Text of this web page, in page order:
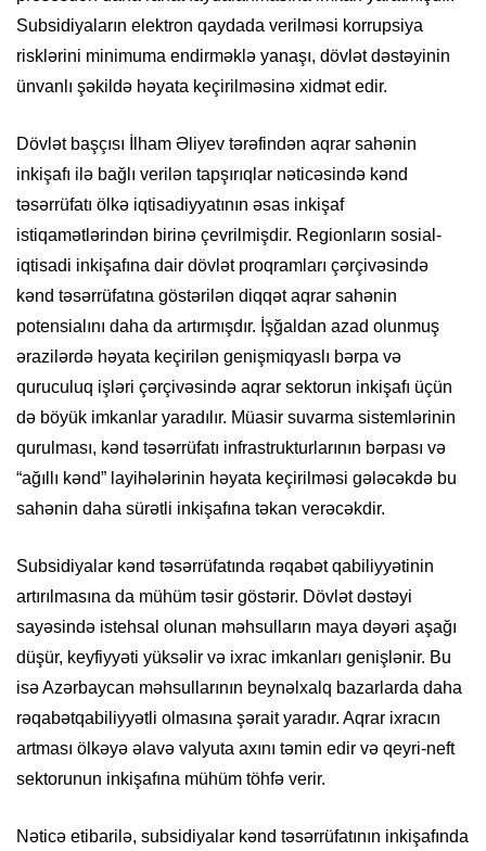
Subsidiyaların elektron qaydada verilməsi korrupsiya
risklərini minimuma endirməklə yanaşı, dövlət dəstəyinin
ünvanlı şəkildə həyata keçirilməsinə xidmət edir.
Dövlət başçısı İlham Əliyev tərəfindən aqrar sahənin
inkişafı ilə bağlı verilən tapşırıqlar nəticəsində kənd
təsərrüfatı ölkə iqtisadiyyatının əsas inkişaf
istiqamətlərindən birinə çevrilmişdir. Regionların sosial-
iqtisadi inkişafına dair dövlət proqramları çərçivəsində
kənd təsərrüfatına göstərilən diqqət aqrar sahənin
potensialını daha da artırmışdır. İşğaldan azad olunmuş
ərazilərdə həyata keçirilən genişmiqyaslı bərpa və
quruculuq işləri çərçivəsində aqrar sektorun inkişafı üçün
də böyük imkanlar yaradılır. Müasir suvarma sistemlərinin
qurulması, kənd təsərrüfatı infrastrukturlarının bərpası və
“ağıllı kənd” layihələrinin həyata keçirilməsi gələcəkdə bu
sahənin daha sürətli inkişafına təkan verəcəkdir.
Subsidiyalar kənd təsərrüfatında rəqabət qabiliyyətinin
artırılmasına da mühüm təsir göstərir. Dövlət dəstəyi
sayəsində istehsal olunan məhsulların maya dəyəri aşağı
düşür, keyfiyyəti yüksəlir və ixrac imkanları genişlənir. Bu
isə Azərbaycan məhsullarının beynəlxalq bazarlarda daha
rəqabətqabiliyyətli olmasına şərait yaradır. Aqrar ixracın
artması ölkəyə əlavə valyuta axını təmin edir və qeyri-neft
sektorunun inkişafına mühüm töhfə verir.
Nəticə etibarilə, subsidiyalar kənd təsərrüfatının inkişafında